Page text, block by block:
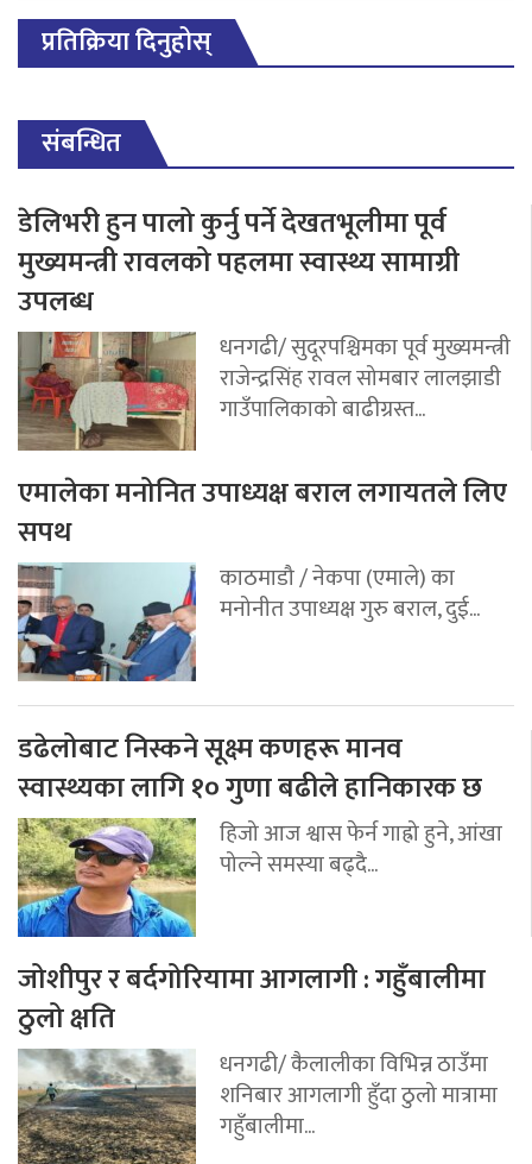
प्रतिक्रिया दिनुहोस्
संबन्धित
डेलिभरी हुन पालो कुर्नु पर्ने देखतभूलीमा पूर्व
मुख्यमन्त्री रावलको पहलमा स्वास्थ्य सामाग्री
उपलब्ध
धनगढी/ सुदूरपश्चिमका पूर्व मुख्यमन्त्री
राजेन्द्रसिंह रावल सोमबार लालझाडी
गाउँपालिकाको बाढीग्रस्त...
एमालेका मनोनित उपाध्यक्ष बराल लगायतले लिए
सपथ
काठमाडौ / नेकपा (एमाले) का
मनोनीत उपाध्यक्ष गुरु बराल, दुई...
डढेलोबाट निस्कने सूक्ष्म कणहरू मानव
स्वास्थ्यका लागि १० गुणा बढीले हानिकारक छ
हिजो आज श्वास फेर्न गाह्रो हुने, आंखा
पोल्ने समस्या बढ्दै...
जोशीपुर र बर्दगोरियामा आगलागी : गहुँबालीमा
ठुलो क्षति
धनगढी/ कैलालीका विभिन्न ठाउँमा
शनिबार आगलागी हुँदा ठुलो मात्रामा
गहुँबालीमा...